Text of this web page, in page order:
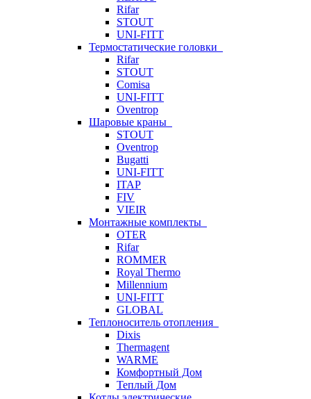
Rifar
STOUT
UNI-FITT
Термостатические головки
Rifar
STOUT
Comisa
UNI-FITT
Oventrop
Шаровые краны
STOUT
Oventrop
Bugatti
UNI-FITT
ITAP
FIV
VIEIR
Монтажные комплекты
OTER
Rifar
ROMMER
Royal Thermo
Millennium
UNI-FITT
GLOBAL
Теплоноситель отопления
Dixis
Thermagent
WARME
Комфортный Дом
Теплый Дом